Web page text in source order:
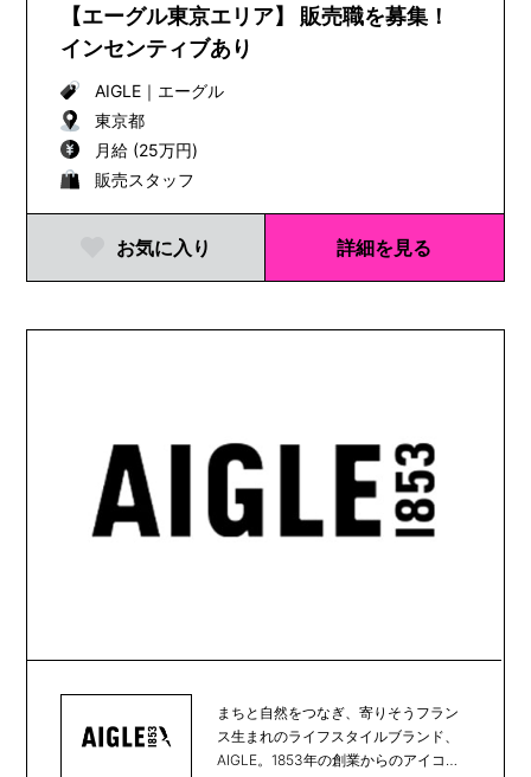
【エーグル東京エリア】 販売職を募集！
インセンティブあり
AIGLE｜ エーグル
東京都
月給 (25万円)
販売スタッフ
お気に入り 詳細を見る
まちと自然をつなぎ、寄りそうフラン
ス生まれのライフスタイルブランド、
AIGLE。1853年の創業からのアイコン